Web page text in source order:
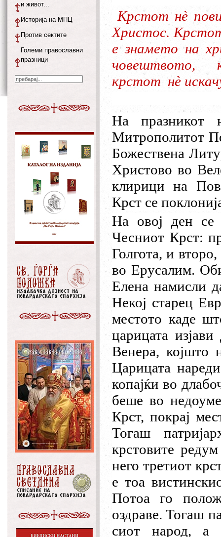
Крстот нè
Христос.
е знамето на
човештвото,
крстот нè
На празникот
Митрополитот
Божествена
Христово во
клирици на
Крст се
На овој ден се
Чесниот Крст:
Голгота, и
во Ерусалим.
Елена намисли
Некој старец
местото каде
царицата
Венера, којшто
Царицата
копајќи во
беше во
Крст, покрај
Тогаш
крстовите
него третиот
е тоа
Потоа го
оздраве. Тогаш
сиот народ, а
и живот...
Историја на МПЦ
Против сектите
Големи православни
празници